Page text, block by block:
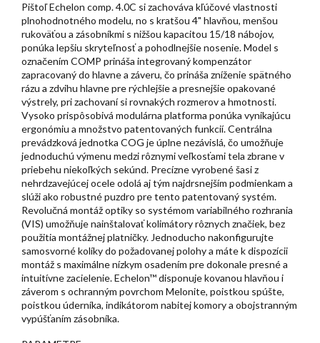
Pištoľ Echelon comp. 4.0C si zachováva kľúčové vlastnosti
plnohodnotného modelu, no s kratšou 4" hlavňou, menšou
rukoväťou a zásobníkmi s nižšou kapacitou 15/18 nábojov,
ponúka lepšiu skryteľnosť a pohodlnejšie nosenie. Model s
označením COMP prináša integrovaný kompenzátor
zapracovaný do hlavne a záveru, čo prináša zníženie spätného
rázu a zdvihu hlavne pre rýchlejšie a presnejšie opakované
výstrely, pri zachovaní si rovnakých rozmerov a hmotnosti.
Vysoko prispôsobivá modulárna platforma ponúka vynikajúcu
ergonómiu a množstvo patentovaných funkcií. Centrálna
prevádzková jednotka COG je úplne nezávislá, čo umožňuje
jednoduchú výmenu medzi rôznymi veľkosťami tela zbrane v
priebehu niekoľkých sekúnd. Precízne vyrobené šasi z
nehrdzavejúcej ocele odolá aj tým najdrsnejším podmienkam a
slúži ako robustné puzdro pre tento patentovaný systém.
Revolučná montáž optiky so systémom variabilného rozhrania
(VIS) umožňuje nainštalovať kolimátory rôznych značiek, bez
použitia montážnej platničky. Jednoducho nakonfigurujte
samosvorné kolíky do požadovanej polohy a máte k dispozícii
montáž s maximálne nízkym osadením pre dokonale presné a
intuitívne zacielenie. Echelon™ disponuje kovanou hlavňou i
záverom s ochranným povrchom Melonite, poistkou spúšte,
poistkou úderníka, indikátorom nabitej komory a obojstranným
vypúšťaním zásobníka.